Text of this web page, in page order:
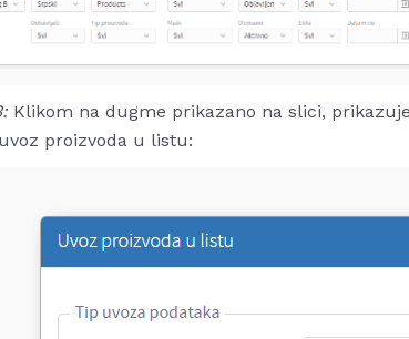
Klikom na dugme prikazano na slici,
proizvoda u listu: